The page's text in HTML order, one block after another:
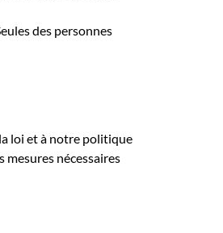
des personnes
loi et à notre politique
mesures nécessaires